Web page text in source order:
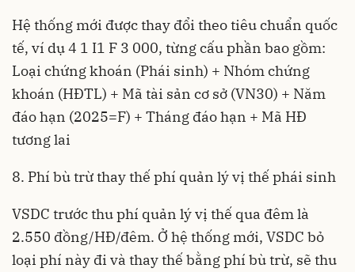
Hệ thống mới được thay đổi theo tiêu chuẩn quốc
tế, ví dụ 4 1 I1 F 3 000, từng cấu phần bao gồm:
Loại chứng khoán (Phái sinh) + Nhóm chứng
khoán (HĐTL) + Mã tài sản cơ sở (VN30) + Năm
đáo hạn (2025=F) + Tháng đáo hạn + Mã HĐ
tương lai
8. Phí bù trừ thay thế phí quản lý vị thế phái sinh
VSDC trước thu phí quản lý vị thế qua đêm là
2.550 đồng/HĐ/đêm. Ở hệ thống mới, VSDC bỏ
loại phí này đi và thay thế bằng phí bù trừ, sẽ thu